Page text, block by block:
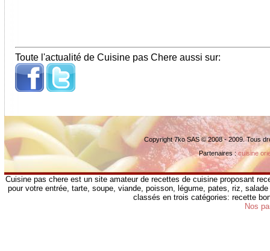
Toute l'actualité de Cuisine pas Chere aussi sur:
Copyright 7ko SAS © 2008 - 2009. Tous
Partenaires :cuisine
Cuisine pas chere est un site amateur de recettes de cuisine proposant
pour votre entrée, tarte, soupe, viande, poisson, légume, pates, riz,
classés en trois catégories: recette
Nos